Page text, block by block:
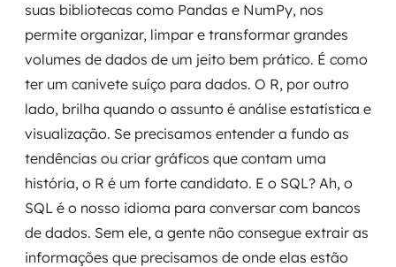
suas bibliotecas como Pandas e NumPy, nos
permite organizar, limpar e transformar grandes
volumes de dados de um jeito bem prático. É como
ter um canivete suíço para dados. O R, por outro
lado, brilha quando o assunto é análise estatística e
visualização. Se precisamos entender a fundo as
tendências ou criar gráficos que contam uma
história, o R é um forte candidato. E o SQL? Ah, o
SQL é o nosso idioma para conversar com bancos
de dados. Sem ele, a gente não consegue extrair as
informações que precisamos de onde elas estão